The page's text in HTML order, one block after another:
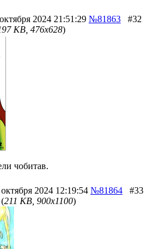
2024 21:51:29 №81863
#32
KB, 476x628)
чобитав.
2024 12:19:54 №81864
#33
211 KB, 900x1100)